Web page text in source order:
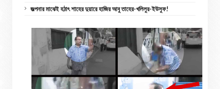
জল্পনার মাঝেই হঠাৎ শাহের দুয়ারে হাজির আবু তাহের-খলিলুর-ইউসুফ!